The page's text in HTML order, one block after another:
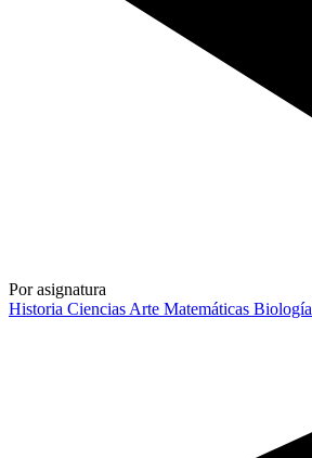
Por asignatura
Historia Ciencias Arte Matemáticas Biología